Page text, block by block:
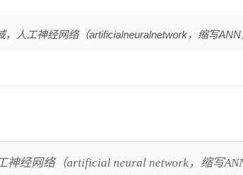
人工神经网络（artificialneuralnetwork，缩写
神经网络（artificial neural network，缩写